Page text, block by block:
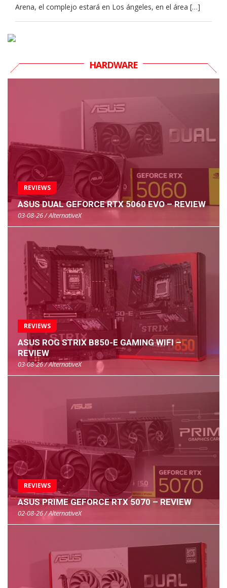
Arena, el complejo estará en Los ángeles, en el área […]
HARDWARE
REVIEWS
ASUS DUAL GEFORCE RTX 5060 EVO – REVIEW
03-08-26 / AlternativeX
REVIEWS
ASUS ROG STRIX B850-E GAMING WIFI –
REVIEW
03-08-26 / AlternativeX
REVIEWS
ASUS PRIME GEFORCE RTX 5070 – REVIEW
02-08-26 / AlternativeX